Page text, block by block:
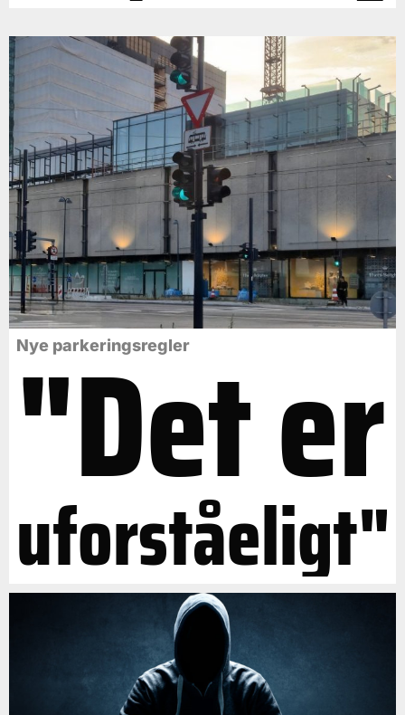
Nye parkeringsregler
"Det er
uforståeligt"